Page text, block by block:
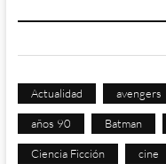
Actualidad avengers
años 90 Batman
Ciencia Ficción cine